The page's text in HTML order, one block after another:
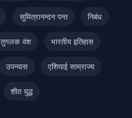
सुमित्रानन्दन पन्त निबंध
तुगलक वंश भारतीय इतिहास
उपन्यास एशियाई साम्राज्य
शीत युद्ध